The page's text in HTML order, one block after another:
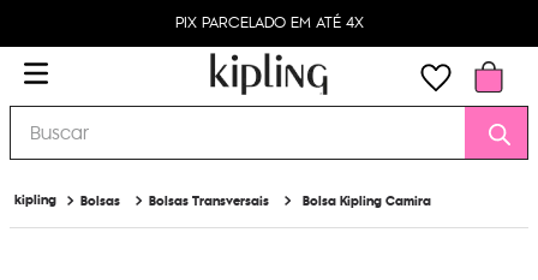
PIX PARCELADO EM ATÉ 4X
Buscar
Bolsas Bolsas Transversais Bolsa Kipling Camira